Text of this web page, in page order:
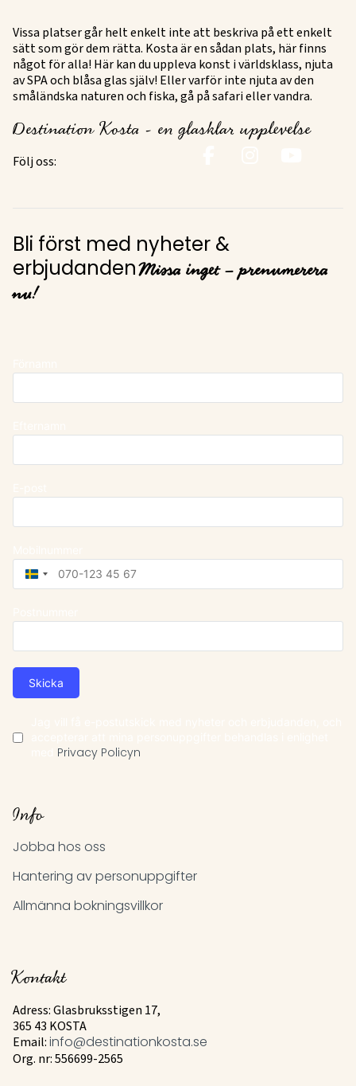
Vissa platser går helt enkelt inte att beskriva på ett enkelt
sätt som gör dem rätta. Kosta är en sådan plats, här finns
något för alla! Här kan du uppleva konst i världsklass, njuta
av SPA och blåsa glas själv! Eller varför inte njuta av den
småländska naturen och fiska, gå på safari eller vandra.
Destination Kosta - en glasklar upplevelse
Följ oss:
Bli först med nyheter &
erbjudanden Missa inget – prenumerera
nu!
Sweden
+46
Skicka
Privacy Policyn
Info
Jobba hos oss
Hantering av personuppgifter
Allmänna bokningsvillkor
Kontakt
Adress: Glasbruksstigen 17,
365 43 KOSTA
Email: info@destinationkosta.se
Org. nr: 556699-2565